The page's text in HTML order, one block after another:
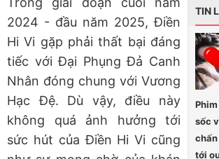
TIN
sốc
tới
2024 - đầu năm 2025, Điền
Hi Vi gặp phải thất bại đáng
tiếc với Đại Phụng Đả Canh
Nhân đóng chung với Vương
Hạc Đệ. Dù vậy, điều này
không quá ảnh hưởng tới
sức hút của Điền Hi Vi cũng